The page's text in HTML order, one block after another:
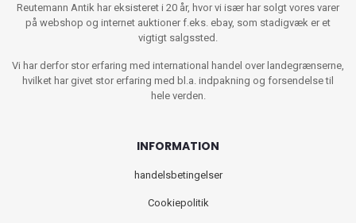
Reutemann Antik har eksisteret i 20 år, hvor vi især har solgt vores varer
på webshop og internet auktioner f.eks. ebay, som stadigvæk er et
vigtigt salgssted.
Vi har derfor stor erfaring med international handel over landegrænserne,
hvilket har givet stor erfaring med bl.a. indpakning og forsendelse til
hele verden.
INFORMATION
handelsbetingelser
Cookiepolitik